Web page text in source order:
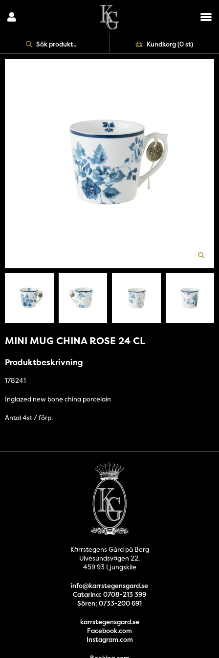
Kundkorg (0 st)
MINI MUG CHINA ROSE 24 CL
Produktbeskrivning
178241
Inglazed new bone china porcelain
Antal 4st / förp.
Kärrstegens Gård på Berg
Ulvesundsvägen 22,
459 93 Ljungskile
info@karrstegensgard.se
Catarina: 0708-213 399
Sören: 0733-200 691
karrstegensgard.se
Facebook.com
Instagram.com